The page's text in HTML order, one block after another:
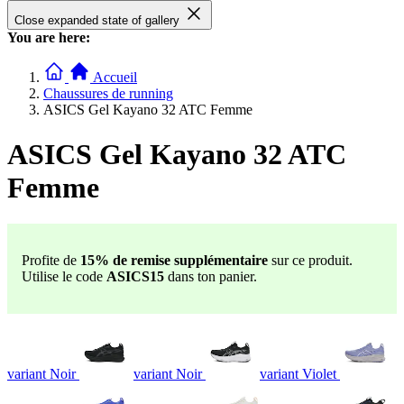
Close expanded state of gallery
You are here:
Accueil
Chaussures de running
ASICS Gel Kayano 32 ATC Femme
ASICS Gel Kayano 32 ATC
Femme
Profite de 15% de remise supplémentaire sur ce produit.
Utilise le code ASICS15 dans ton panier.
variant Noir variant Noir variant Violet